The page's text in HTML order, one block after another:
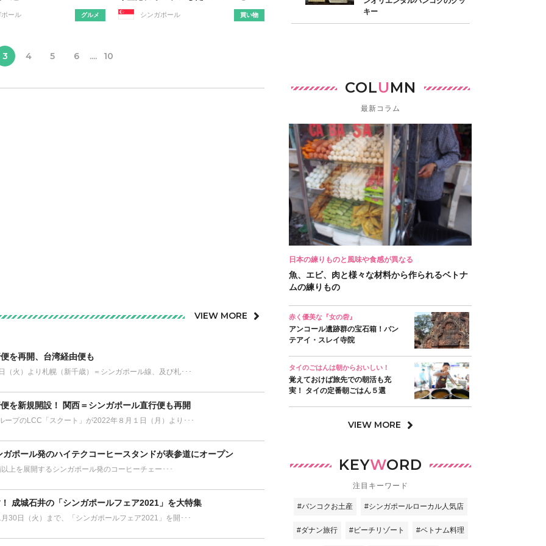
ポール グルメ シンガポール 買い物
3 4 5 6 .... 10
VIEW MORE
を再開、台湾経由便も
火）より札幌（新千歳）＝シンガポール線、及び札･･･
を新規開設！ 関西＝シンガポール直行便も再開
プのLCC「スクート」が2022年８月１日（月）より･･･
ポール発のハイテクコーヒースタンドが表参道にオープン
上を展開するシンガポール発のコーヒーチェー･･･
成城石井の「シンガポールフェア2021」を大特集
30日（火）まで、「シンガポールフェア2021」を開･･･
キー
COLUMN
最新コラム
日本の練りものと風味や食感が異なる
魚、エビ、肉と様々な材料から作られるベトナ
ムの練りもの
赤く優美な『女の砦』
アンコール遺跡群の宝石箱！バン
テアイ・スレイ寺院
タイのごはんは朝からおいしい！
覚えておけば旅先での朝活も充
実！ タイの定番朝ごはん５選
VIEW MORE
KEYWORD
注目キーワード
#バンコクお土産 #シンガポールローカル人気店
#ダナン旅行 #ビーチリゾート #ベトナム料理